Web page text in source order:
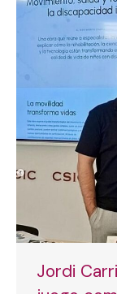
Jordi